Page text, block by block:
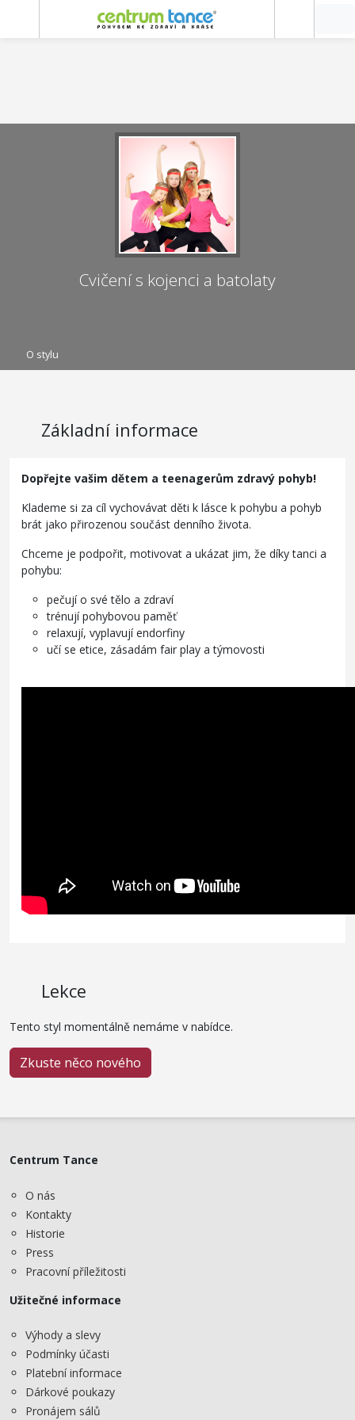
Cvičení s kojenci a batolaty
O stylu
Základní informace
Dopřejte vašim dětem a teenagerům zdravý pohyb!
Klademe si za cíl vychovávat děti k lásce k pohybu a pohyb
brát jako přirozenou součást denního života.
Chceme je podpořit, motivovat a ukázat jim, že díky tanci a
pohybu:
pečují o své tělo a zdraví
trénují pohybovou paměť
relaxují, vyplavují endorfiny
učí se etice, zásadám fair play a týmovosti
Lekce
Tento styl momentálně nemáme v nabídce.
Zkuste něco nového
Centrum Tance
O nás
Kontakty
Historie
Press
Pracovní příležitosti
Užitečné informace
Výhody a slevy
Podmínky účasti
Platební informace
Dárkové poukazy
Pronájem sálů